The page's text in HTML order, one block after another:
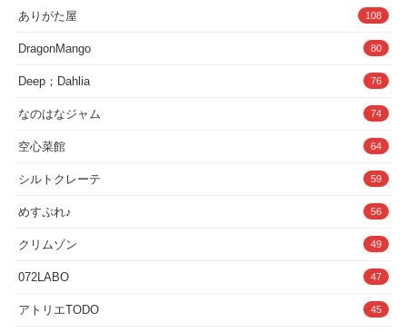
ありがた屋 108
DragonMango 80
Deep；Dahlia 76
なのはなジャム 74
空心菜館 64
シルトクレーテ 59
めすぷれ♪ 56
クリムゾン 49
072LABO 47
アトリエTODO 45